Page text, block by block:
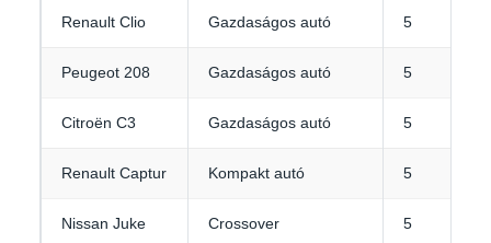
Renault Clio Gazdaságos autó 5
Peugeot 208 Gazdaságos autó 5
Citroën C3 Gazdaságos autó 5
Renault Captur Kompakt autó 5
Nissan Juke Crossover 5